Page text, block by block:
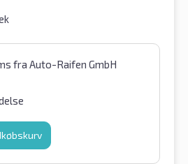
fra Auto-Raifen GmbH